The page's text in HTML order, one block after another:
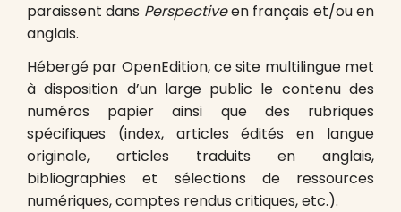
paraissent dans Perspectiveen français et/ou en
anglais.
Hébergé par OpenEdition, ce site multilingue met
à disposition d’un large public le contenu des
numéros papier ainsi que des rubriques
spécifiques (index, articles édités en langue
originale, articles traduits en anglais,
bibliographies et sélections de ressources
numériques, comptes rendus critiques, etc.).